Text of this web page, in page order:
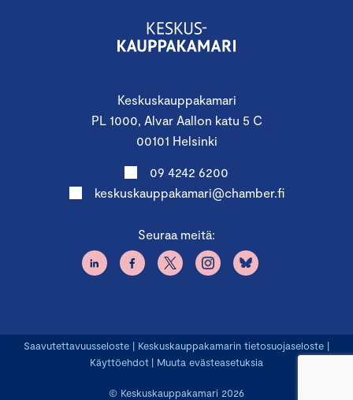
Keskuskauppakamari
PL 1000, Alvar Aallon katu 5 C
00101 Helsinki
09 4242 6200
keskuskauppakamari@chamber.fi
Seuraa meitä:
© Keskuskauppakamari 2026
Saavutettavuusseloste | Keskuskauppakamarin tietosuojaseloste |
Käyttöehdot | Muuta evästeasetuksia